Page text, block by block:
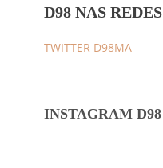
D98 NAS REDES
TWITTER D98MA
INSTAGRAM D98